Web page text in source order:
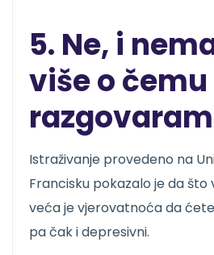
5. Ne, i
više o
Istraživanje provedeno na
Francisku pokazalo je da što
veća je vjerovatnoća da
pa čak i depresivni.